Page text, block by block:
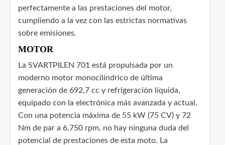
perfectamente a las prestaciones del motor,
cumpliendo a la vez con las estrictas normativas
sobre emisiones.
MOTOR
La SVARTPILEN 701 está propulsada por un
moderno motor monocilíndrico de última
generación de 692,7 cc y refrigeración líquida,
equipado con la electrónica más avanzada y actual.
Con una potencia máxima de 55 kW (75 CV) y 72
Nm de par a 6.750 rpm, no hay ninguna duda del
potencial de prestaciones de esta moto. La